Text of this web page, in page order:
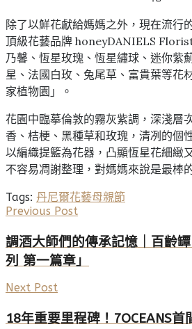
除了以鮮花獻給媽媽之外，現在流行
頂級花藝品牌 honeyDANIELS
乃馨、恆星玫瑰、恆星繡球、迷你紫
星、法國白玫、兔尾草、富貴葉等花
家植物園」。
花園中臨摹倫敦的霧灰紫調，深淺層
香、桔梗、黑種草和玫瑰，清冽的個
以編織提籃為花器，凸顯恆星花細緻
不容易凋謝整理，對媽媽來說是最棒
Tags: 丹尼爾花藝母親節
Previous Post
調酒大師們的傳承記憶｜百齡
列 第一篇章」
Next Post
18年重要里程碑！7OCEANS